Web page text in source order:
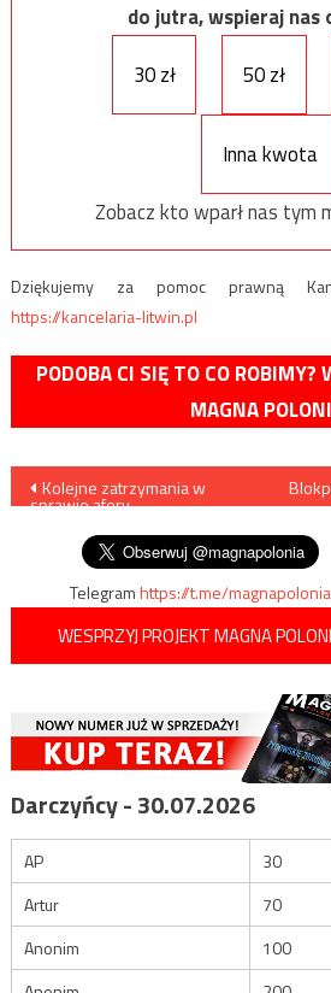
do jutra, wspieraj nas
30 zł
50 zł
Inna kwota
Zobacz kto wparł nas tym
Dziękujemy za pomoc prawną
https://kancelaria-litwin.pl
PODOBA CI SIĘ TO CO ROBIMY?
MAGNA
Nawigacja
wpisu
Kolejne zatrzymania w
sprawie afery
Telegramhttps://t.me/magnapolonia
WESPRZYJ PROJEKT MAGNA
Darczyńcy - 30.07.2026
AP
30
Artur
70
Anonim
100